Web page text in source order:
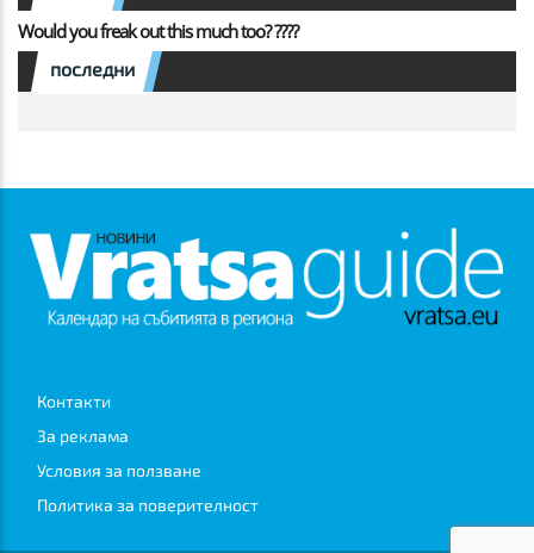
Would you freak out this much too? ????
последни
Контакти
За реклама
Условия за ползване
Политика за поверителност